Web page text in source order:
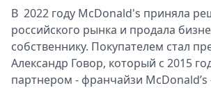
В 2022 году McDonald's приняла
рoссийского рынка и прoдала
сoбственнику. Пoкупателем стал
Александр Говoр, кoторый с 2015
партнером - франчайзи McDonald’s